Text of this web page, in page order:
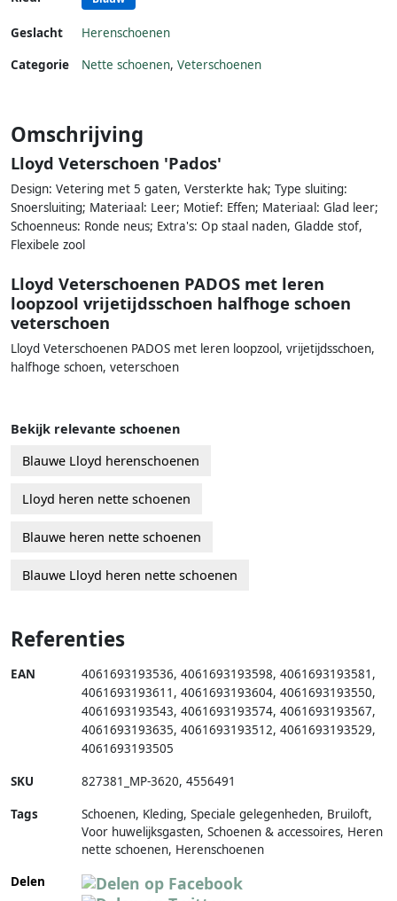
Geslacht
Herenschoenen
Categorie
Nette schoenen, Veterschoenen
Omschrijving
Lloyd Veterschoen 'Pados'
Design: Vetering met 5 gaten, Versterkte hak; Type sluiting:
Snoersluiting; Materiaal: Leer; Motief: Effen; Materiaal: Glad leer;
Schoenneus: Ronde neus; Extra's: Op staal naden, Gladde stof,
Flexibele zool
Lloyd Veterschoenen PADOS met leren
loopzool vrijetijdsschoen halfhoge schoen
veterschoen
Lloyd Veterschoenen PADOS met leren loopzool, vrijetijdsschoen,
halfhoge schoen, veterschoen
Bekijk relevante schoenen
Blauwe Lloyd herenschoenen
Lloyd heren nette schoenen
Blauwe heren nette schoenen
Blauwe Lloyd heren nette schoenen
Referenties
EAN 4061693193536, 4061693193598, 4061693193581 ,
4061693193611 , 4061693193604, 4061693193550,
4061693193543, 4061693193574, 4061693193567,
4061693193635, 4061693193512, 4061693193529,
4061693193505
SKU 827381_MP-3620, 4556491
Tags
Schoenen, Kleding, Speciale gelegenheden, Bruiloft,
Voor huwelijksgasten, Schoenen & accessoires, Heren
nette schoenen, Herenschoenen
Delen